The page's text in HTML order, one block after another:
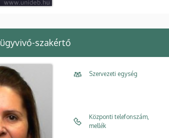
ügyvivő-szakértő
Szervezeti egység
Központi telefonszám,
mellék